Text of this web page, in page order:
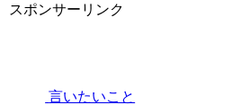
スポンサーリンク
言いたいこと